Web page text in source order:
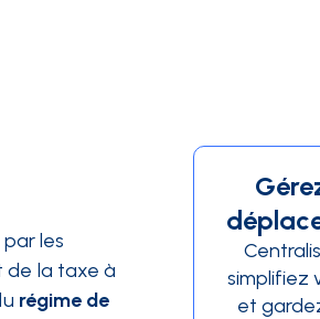
les
de la taxe à
régime de
simplifiez
et